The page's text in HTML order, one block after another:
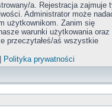
a. Rejestracja zajmuje
Administrator może
użytkownikom. Zanim się
warunki użytkowania oraz
przeczytałeś/aś wszystkie
Polityka prywatności